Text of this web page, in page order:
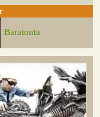
Baratonta